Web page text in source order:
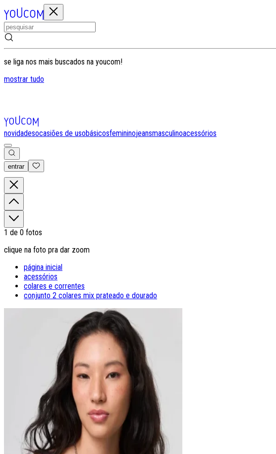
se liga nos mais buscados na youcom!
mostrar tudo
novidadesocasiões de usobásicosfemininojeansmasculinoacessórios
entrar
1 de 0 fotos
clique na foto pra dar zoom
página inicial
acessórios
colares e correntes
conjunto 2 colares mix prateado e dourado